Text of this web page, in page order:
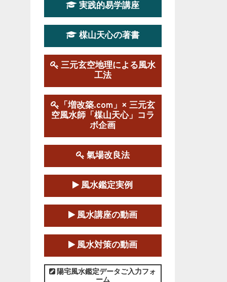
第19期立命塾実践的四柱推
命学講座
2026-03-20～2026-07-19
第１９期立命塾実践的風水
学講座
2025-09-13～2026-03-01
この講座の募集は終了しました。
陰宅三元玄空風水講座
2025-06-07～2025-06-08
この講座の募集は終了しました。
第１８期立命塾『実践的易
学講座』
2025-06-21～2025-08-24
この講座の募集は終了しました。
第１８期立命塾「実践的四
柱立命学（四柱推命学）講座」
実践的易学講座
楳山天心の著書
三元玄空地理による風水
工法
「増改築.com」× 三元玄
空風水師「楳山天心」コラ
ボ企画
氣場改良法
風水鑑定実例
風水講座の動画
風水対策の動画
陽宅風水鑑定データご入力フォ
ーム